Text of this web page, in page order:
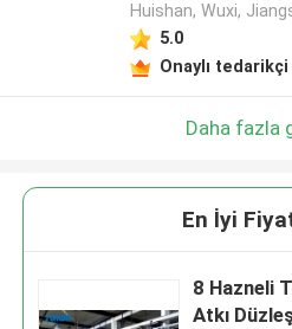
Huishan, Wuxi,
5.0
Onaylı tedarikçi
Daha fazla
En İyi
8 Hazneli
Atkı